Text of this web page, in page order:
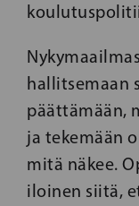
hallitsemaan
päättämään,
ja tekemään
mitä näkee.
iloinen siitä,